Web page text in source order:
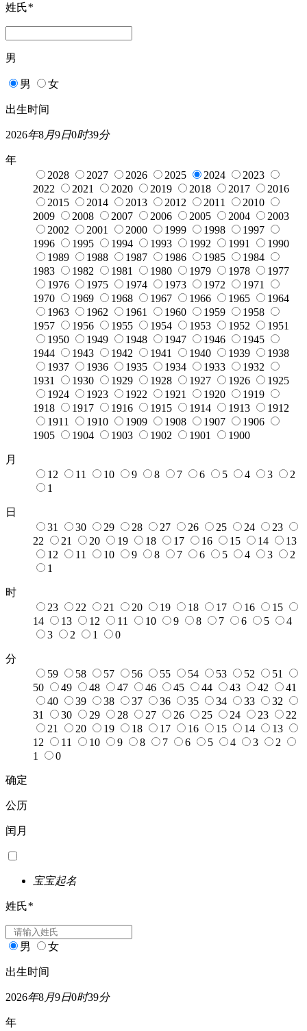
姓氏*
男
男 女
出生时间
2026年8月9日0时39分
年
2028
2027 2026 2025 2024
2023
2022
2021 2020 2019 2018 2017
2016
2015
2014 2013 2012 2011
2010
2009
2008 2007 2006 2005 2004
2003
2002
2001 2000 1999 1998
1997
1996
1995 1994 1993 1992 1991
1990
1989
1988 1987 1986 1985
1984
1983
1982 1981 1980 1979 1978
1977
1976
1975 1974 1973 1972
1971
1970
1969 1968 1967 1966 1965
1964
1963
1962 1961 1960 1959
1958
1957
1956 1955 1954 1953 1952
1951
1950
1949 1948 1947 1946
1945
1944
1943 1942 1941 1940 1939
1938
1937
1936 1935 1934 1933
1932
1931
1930 1929 1928 1927 1926
1925
1924
1923 1922 1921 1920
1919
1918
1917 1916 1915 1914 1913
1912
1911
1910 1909 1908 1907
1906
1905
1904 1903 1902 1901 1900
月
12
11 10 9 8 7 6 5 4 3
2
1
日
31
30 29 28 27 26 25 24
23
22
21 20 19 18 17 16 15 14
13
12
11 10 9 8 7 6 5 4 3
2
1
时
23
22 21 20 19 18 17 16
15
14
13 12 11 10 9 8 7 6 5
4
3
2 1 0
分
59
58 57 56 55 54 53 52
51
50
49 48 47 46 45 44 43 42
41
40
39 38 37 36 35 34 33
32
31
30 29 28 27 26 25 24 23
22
21
20 19 18 17 16 15 14
13
12
11 10 9 8 7 6 5 4 3
2
1
0
确定
公历
闰月
宝宝起名
姓氏*
男 女
出生时间
2026年8月9日0时39分
年